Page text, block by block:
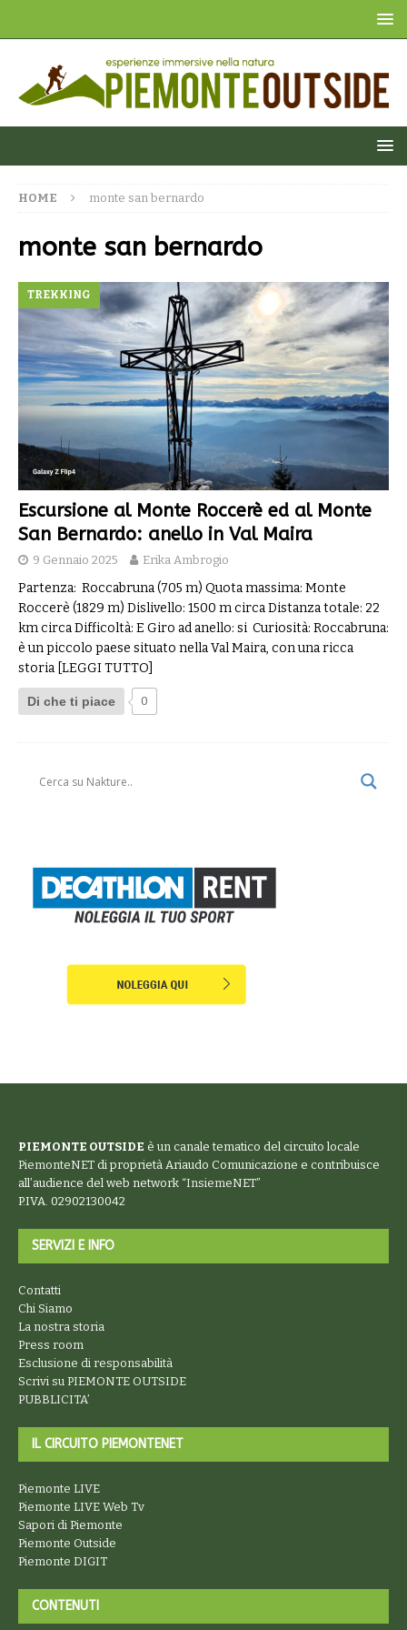
HOME monte san bernardo
monte san bernardo
TREKKING
Escursione al Monte Roccerè ed al Monte
San Bernardo: anello in Val Maira
9 Gennaio 2025 Erika Ambrogio
Partenza: Roccabruna (705 m) Quota massima: Monte
Roccerè (1829 m) Dislivello: 1500 m circa Distanza totale: 22
km circa Difficoltà: E Giro ad anello: si Curiosità: Roccabruna:
è un piccolo paese situato nella Val Maira, con una ricca
storia [LEGGI TUTTO]
Di che ti piace 0
PIEMONTE OUTSIDE è un canale tematico del circuito locale
PiemonteNET di proprietà Ariaudo Comunicazione e contribuisce
all’audience del web network “InsiemeNET”
P.IVA. 02902130042
SERVIZI E INFO
Contatti
Chi Siamo
La nostra storia
Press room
Esclusione di responsabilità
Scrivi su PIEMONTE OUTSIDE
PUBBLICITA’
IL CIRCUITO PIEMONTENET
Piemonte LIVE
Piemonte LIVE Web Tv
Sapori di Piemonte
Piemonte Outside
Piemonte DIGIT
CONTENUTI